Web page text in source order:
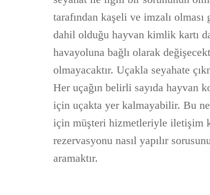
tarafından kaşeli ve imzalı olması
dahil olduğu hayvan kimlik kartı
havayoluna bağlı olarak
olmayacaktır. Uçakla seyahate
Her uçağın belirli sayıda hayvan
için uçakta yer kalmayabilir. Bu
için müşteri hizmetleriyle iletişim
rezervasyonu nasıl yapılır
aramaktır.